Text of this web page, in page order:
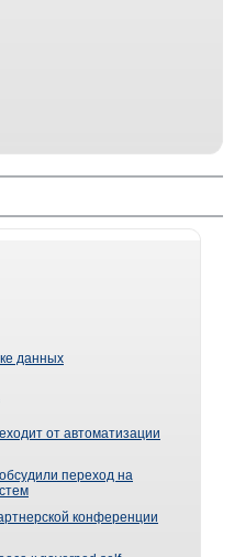
данных
от автоматизации
переход на
конференции